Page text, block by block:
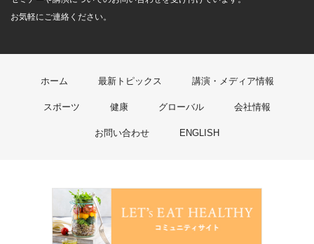
お気軽にご連絡ください。
ホーム 最新トピックス 講演・メディア情報
スポーツ 健康 グローバル 会社情報
お問い合わせ ENGLISH